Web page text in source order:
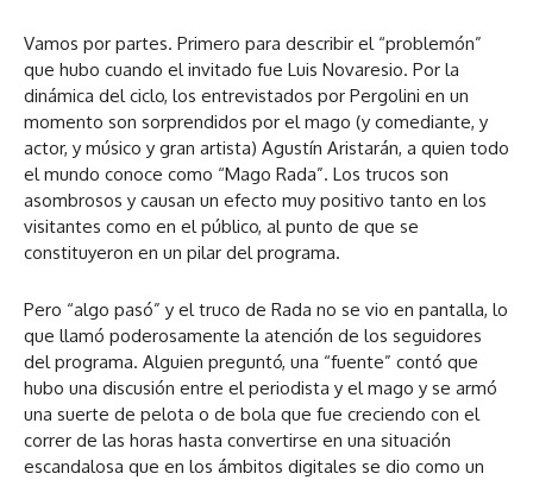
Vamos por partes. Primero para describir el “problemón”
que hubo cuando el invitado fue Luis Novaresio. Por la
dinámica del ciclo, los entrevistados por Pergolini en un
momento son sorprendidos por el mago (y comediante, y
actor, y músico y gran artista) Agustín Aristarán, a quien todo
el mundo conoce como “Mago Rada”. Los trucos son
asombrosos y causan un efecto muy positivo tanto en los
visitantes como en el público, al punto de que se
constituyeron en un pilar del programa.
Pero “algo pasó” y el truco de Rada no se vio en pantalla, lo
que llamó poderosamente la atención de los seguidores
del programa. Alguien preguntó, una “fuente” contó que
hubo una discusión entre el periodista y el mago y se armó
una suerte de pelota o de bola que fue creciendo con el
correr de las horas hasta convertirse en una situación
escandalosa que en los ámbitos digitales se dio como un